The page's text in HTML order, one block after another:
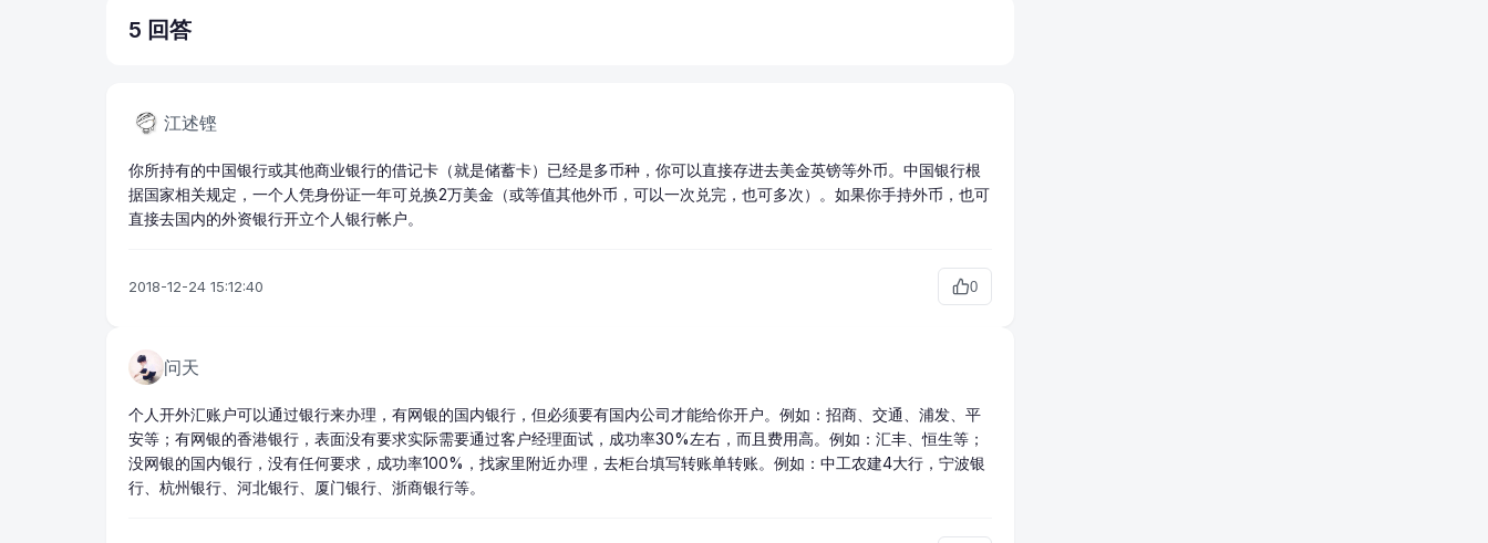
5 回答
江述铿
你所持有的中国银行或其他商业银行的借记卡（就是储蓄卡）已经是多币种，你可以直接存进去美金英镑等外币。中国银行根
据国家相关规定，一个人凭身份证一年可兑换2万美金（或等值其他外币，可以一次兑完，也可多次）。如果你手持外币，也可
直接去国内的外资银行开立个人银行帐户。
2018-12-24 15:12:40 0
问天
个人开外汇账户可以通过银行来办理，有网银的国内银行，但必须要有国内公司才能给你开户。例如：招商、交通、浦发、平
安等；有网银的香港银行，表面没有要求实际需要通过客户经理面试，成功率30%左右，而且费用高。例如：汇丰、恒生等；
没网银的国内银行，没有任何要求，成功率100%，找家里附近办理，去柜台填写转账单转账。例如：中工农建4大行，宁波银
行、杭州银行、河北银行、厦门银行、浙商银行等。